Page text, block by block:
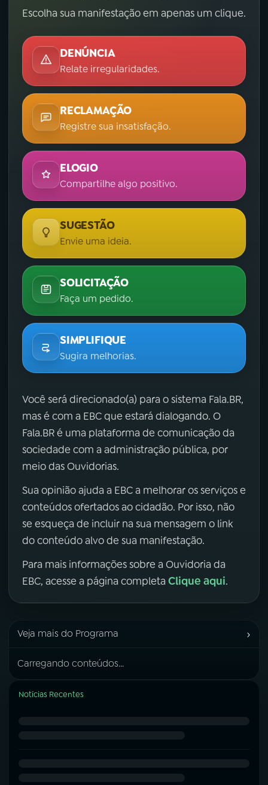
Escolha sua manifestação em apenas um clique.
DENÚNCIA
Relate irregularidades.
RECLAMAÇÃO
Registre sua insatisfação.
ELOGIO
Compartilhe algo positivo.
SUGESTÃO
Envie uma ideia.
SOLICITAÇÃO
Faça um pedido.
SIMPLIFIQUE
Sugira melhorias.
Você será direcionado(a) para o sistema Fala.BR,
mas é com a EBC que estará dialogando. O
Fala.BR é uma plataforma de comunicação da
sociedade com a administração pública, por
meio das Ouvidorias.
Sua opinião ajuda a EBC a melhorar os serviços e
conteúdos ofertados ao cidadão. Por isso, não
se esqueça de incluir na sua mensagem o link
do conteúdo alvo de sua manifestação.
Para mais informações sobre a Ouvidoria da
EBC, acesse a página completa Clique aqui.
Veja mais do Programa ›
Carregando conteúdos...
Notícias Recentes